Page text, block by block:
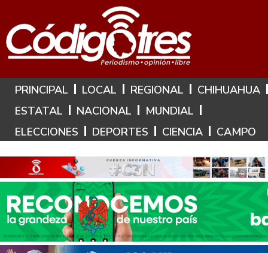
Hoy es: 9 de Agosto de 2026
PRINCIPAL LOCAL REGIONAL
CHIHUAHUA
ESTATAL
NACIONAL
MUNDIAL
ELECCIONES
DEPORTES CIENCIA CAMPO